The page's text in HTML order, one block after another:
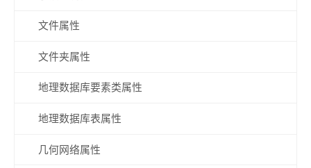
文件属性
文件夹属性
地理数据库要素类属性
地理数据库表属性
几何网络属性